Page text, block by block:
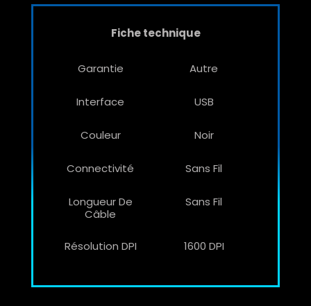
Fiche technique
Garantie Autre
Interface USB
Couleur Noir
Connectivité Sans Fil
Longueur De
Câble
Sans Fil
Résolution DPI 1600 DPI